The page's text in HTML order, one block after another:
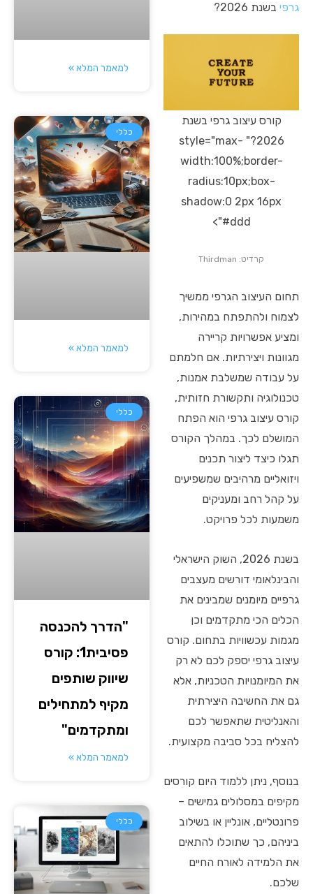
גרפי בשנת 2026?
קורס עיצוב גרפי בשנת
2026?" style="max-
width:100%;border-
radius:10px;box-
shadow:0 2px 16px
#ddd">
קרדיט: Thirdman
תחום העיצוב הגרפי ממשיך
לצמוח ולהתפתח במהירות,
ומציע אפשרויות קריירה
מגוונות ויצירתיות. אם חלמתם
על עבודה שמשלבת אמנות,
טכנולוגיה ותקשורת חזותית,
קורס עיצוב גרפי הוא הפתח
המושלם לכך. במהלך הקורס
תגלו כיצד ליצור תכנים
ויזואליים מרהיבים שמשפיעים
על קהל רחב ומעניקים
משמעות לכל פרויקט.
בשנת 2026, השוק הישראלי
והבינלאומי דורשים מעצבים
גרפיים מיומנים שמבינים את
הכלים הכי מתקדמים וכן
מגמות עכשוויות בתחום. קורס
עיצוב גרפי יספק לכם לא רק
את המיומנויות הטכניות, אלא
גם את החשיבה היצירתית
והאנליטית שתאפשר לכם
להצליח בכל סביבה מקצועית.
בנוסף, ניתן ללמוד היום קורסים
מקיפים במסלולים גמישים –
פרונטליים, אונליין או בשילוב
ביניהם, כך שתוכלו להתאים
את הלמידה לאורח החיים
שלכם.
למאמר המלא »
כללי
למאמר המלא »
כללי
"הדרך להכנסה
פסיבית1: קורס
שיווק שותפים
מקיף למתחילים
ומתקדמים"
למאמר המלא »
כללי